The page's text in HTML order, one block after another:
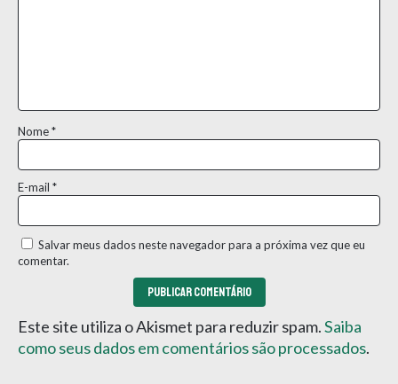
Nome*
E-mail *
Salvar meus dados neste navegador para a próxima vez que eu
comentar.
Este site utiliza o Akismet para reduzir spam.Saiba
como seus dados em comentários são processados.